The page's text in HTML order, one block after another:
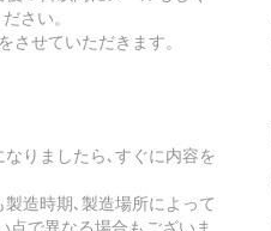
さい。
させていただきます。
りましたら､すぐに内容を
造時期､製造場所によって
点で異なる場合もございま